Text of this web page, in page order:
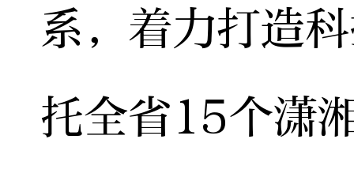
系，着力打造
托全省15个潇